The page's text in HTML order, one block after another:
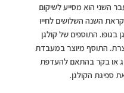
השני הוא מסייע לשיקום
השנה השלושים לחייו
התוספים של קולגן
התוסף מיוצר במעבדת
או בקר בהתאם להעדפת